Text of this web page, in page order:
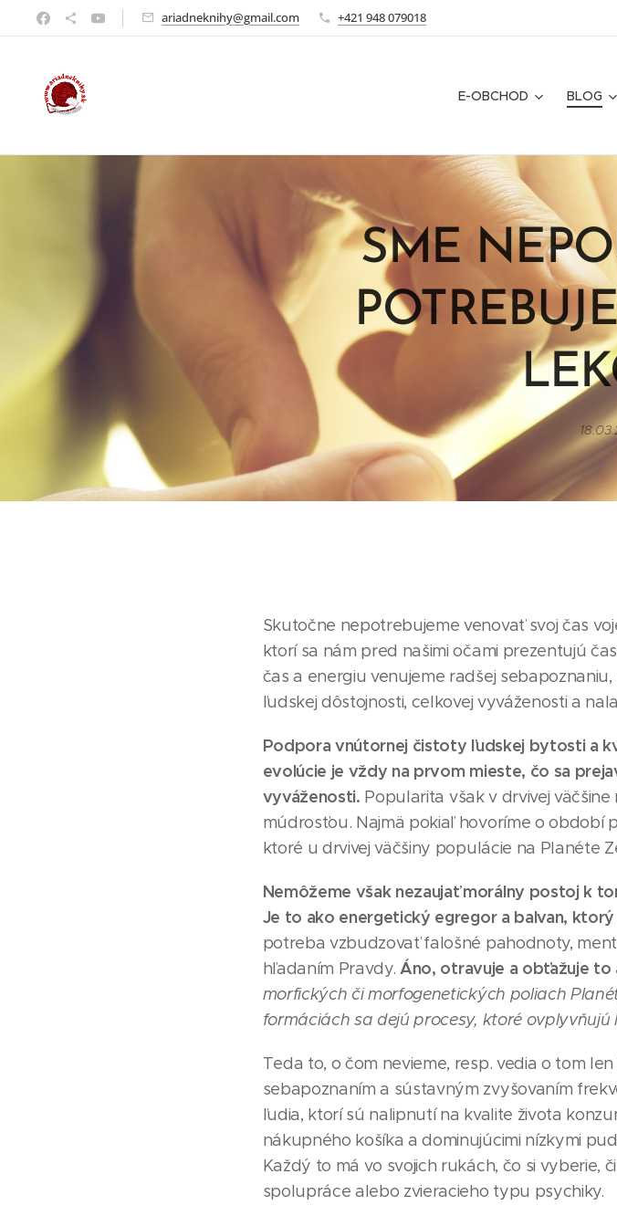
ariadneknihy@gmail.com +421 948 079018
E-OBCHOD BLOG
SME
Skutočne nepotrebujeme venovať svoj čas
ktorí sa nám pred našimi očami prezentujú
čas a energiu venujeme radšej
ľudskej dôstojnosti, celkovej vyváženosti a
Podpora vnútornej čistoty ľudskej bytosti a
evolúcie je vždy na prvom mieste, čo sa
vyváženosti. Popularita však v drvivej
múdrosťou. Najmä pokiaľ hovoríme o období
ktoré u drvivej väčšiny populácie na Planéte
Nemôžeme však nezaujať morálny postoj k
Je to ako energetický egregor a balvan,
potreba vzbudzovať falošné pahodnoty,
hľadaním Pravdy.Áno, otravuje a obťažuje to
morfických či morfogenetických poliach
formáciách sa dejú procesy, ktoré ovplyvňujú
Teda to, o čom nevieme, resp. vedia o tom
sebapoznaním a sústavným zvyšovaním
ľudia, ktorí sú nalipnutí na kvalite života
nákupného košíka a dominujúcimi nízkymi
Každý to má vo svojich rukách, čo si vyberie,
spolupráce alebo zvieracieho typu psychiky.